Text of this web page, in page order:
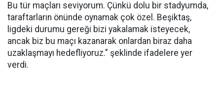
Bu tür maçları seviyorum. Çünkü dolu bir stadyumda,
taraftarların önünde oynamak çok özel. Beşiktaş,
ligdeki durumu gereği bizi yakalamak isteyecek,
ancak biz bu maçı kazanarak onlardan biraz daha
uzaklaşmayı hedefliyoruz." şeklinde ifadelere yer
verdi.